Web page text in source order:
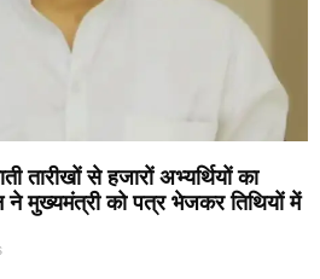
तारीखों से हजारों अभ्यर्थियों का
ने मुख्यमंत्री को पत्र भेजकर तिथियों में